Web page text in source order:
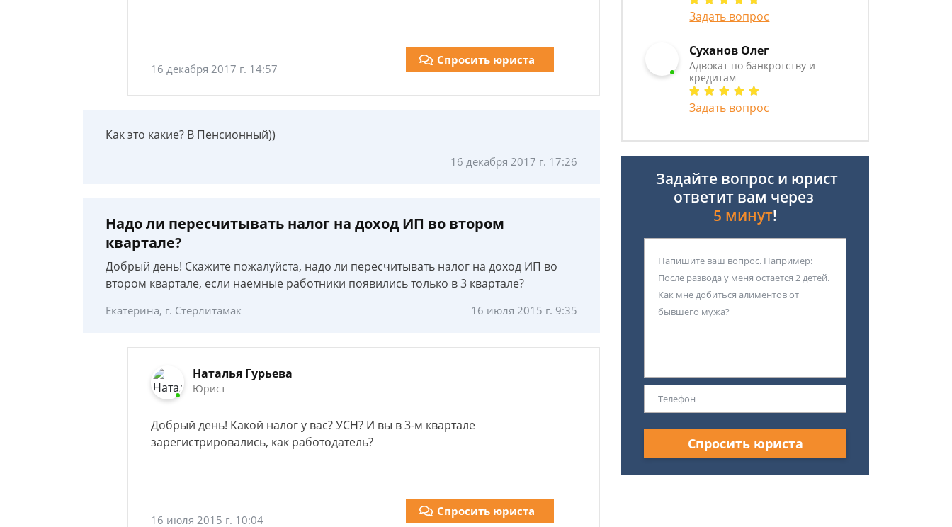
16 декабря 2017 г. 14:57
Спросить юриста
Как это какие? В Пенсионный))
16 декабря 2017 г. 17:26
Надо ли пересчитывать налог на доход ИП во втором
квартале?
Добрый день! Скажите пожалуйста, надо ли пересчитывать налог на доход ИП во
втором квартале, если наемные работники появились только в 3 квартале?
Екатерина, г. Стерлитамак 16 июля 2015 г. 9:35
Наталья Гурьева
Юрист
Добрый день! Какой налог у вас? УСН? И вы в 3-м квартале
зарегистрировались, как работодатель?
16 июля 2015 г. 10:04
Спросить юриста
Задать вопрос
Суханов Олег
Адвокат по банкротству и
кредитам
Задать вопрос
Задайте вопрос и юрист
ответит вам через
5 минут!
Спросить юриста